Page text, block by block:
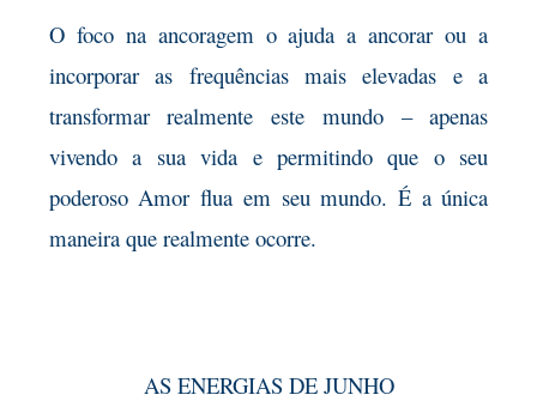
O foco na ancoragem o ajuda a ancorar ou a
incorporar as frequências mais elevadas e a
transformar realmente este mundo – apenas
vivendo a sua vida e permitindo que o seu
poderoso Amor flua em seu mundo. É a única
maneira que realmente ocorre.
AS ENERGIAS DE JUNHO